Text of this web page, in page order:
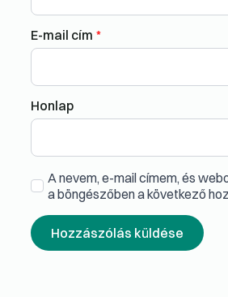
E-mail cím *
Honlap
A nevem, e-mail címem, és
a böngészőben a következő